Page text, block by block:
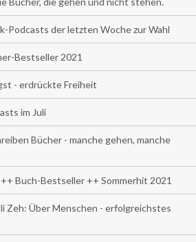
Podcasts der letzten Woche zur Wahl
Bestseller 2021
- erdrückte Freiheit
im Juli
Bücher - manche gehen, manche
Buch-Bestseller ++ Sommerhit 2021
Zeh: Über Menschen - erfolgreichstes